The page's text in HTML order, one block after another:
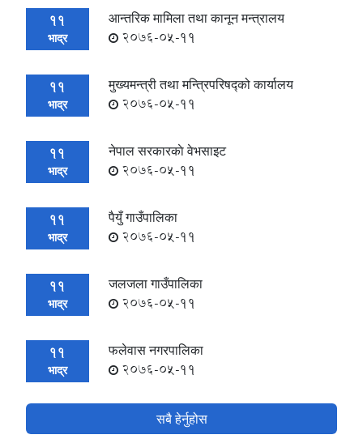
11
भाद्र
आन्तरिक मामिला तथा कानून मन्त्रालय
2076-05-11
11
भाद्र
मुख्यमन्त्री तथा मन्त्रिपरिषद्को कार्यालय
2076-05-11
11
भाद्र
नेपाल सरकारकाे वेभसाइट
2076-05-11
11
भाद्र
पैयुँ गाउँपालिका
2076-05-11
11
भाद्र
जलजला गाउँपालिका
2076-05-11
11
भाद्र
फलेवास नगरपालिका
2076-05-11
सबै हेर्नुहोस